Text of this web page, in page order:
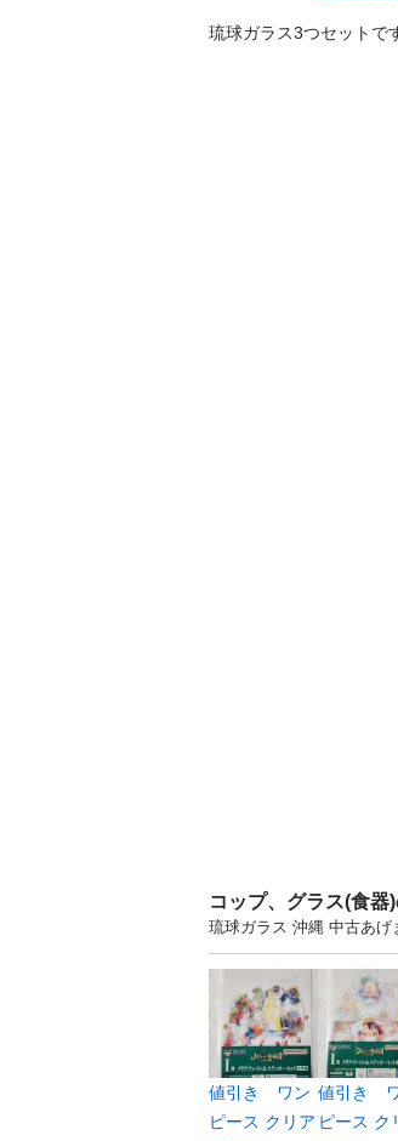
琉球ガラス3つセットで
コップ、グラス(食
琉球ガラス 沖縄 中古あげ
値引き ワン
ピース クリア
値引き
ピース ク